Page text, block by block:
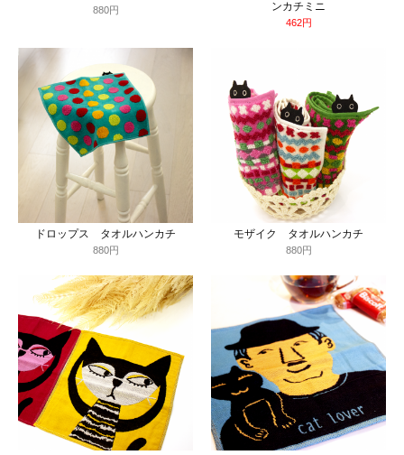
880円
ンカチミニ
462円
ドロップス タオルハンカチ
880円
モザイク タオルハンカチ
880円